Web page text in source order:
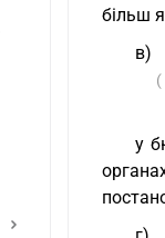
більш
в)
(
у